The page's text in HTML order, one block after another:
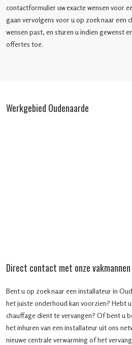
contactformulier uw exacte wensen voor
gaan vervolgens voor u op zoek naar een
wensen past, en sturen u indien gewenst
offertes toe.
Werkgebied Oudenaarde
Direct contact met onze vakmannen
Bent u op zoek naar een installateur in
het juiste onderhoud kan voorzien? Hebt
chauffage dient te vervangen? Of bent u
het inhuren van een installateur uit ons
nieuwe centrale verwarming of het